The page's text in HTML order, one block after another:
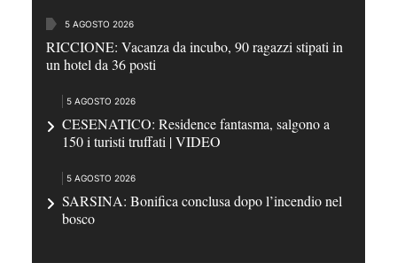
5 AGOSTO 2026
RICCIONE: Vacanza da incubo, 90 ragazzi stipati in
un hotel da 36 posti
5 AGOSTO 2026
CESENATICO: Residence fantasma, salgono a
150 i turisti truffati | VIDEO
5 AGOSTO 2026
SARSINA: Bonifica conclusa dopo l’incendio nel
bosco